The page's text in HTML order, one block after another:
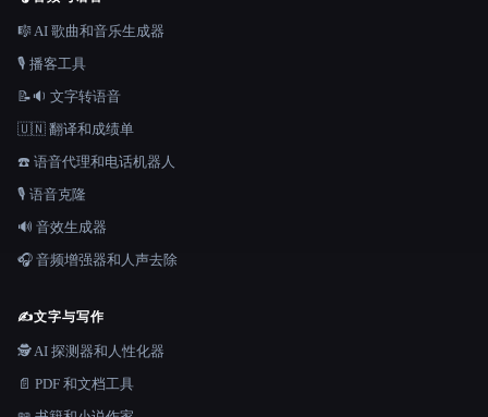
🎼 AI 歌曲和音乐生成器
🎙️ 播客工具
📝🔉 文字转语音
🇺🇳 翻译和成绩单
☎️ 语音代理和电话机器人
🎙️ 语音克隆
🔊 音效生成器
🎧 音频增强器和人声去除
✍️文字与写作
🕵️ AI 探测器和人性化器
📄 PDF 和文档工具